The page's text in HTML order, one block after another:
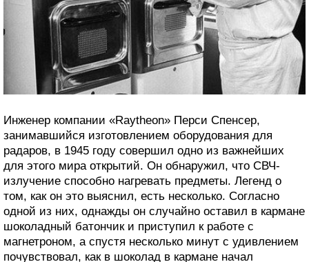
Инженер компании «Raytheon» Перси Спенсер,
занимавшийся изготовлением оборудования для
радаров, в 1945 году совершил одно из важнейших
для этого мира открытий. Он обнаружил, что СВЧ-
излучение способно нагревать предметы. Легенд о
том, как он это выяснил, есть несколько. Согласно
одной из них, однажды он случайно оставил в кармане
шоколадный батончик и приступил к работе с
магнетроном, а спустя несколько минут с удивлением
почувствовал, как в шоколад в кармане начал